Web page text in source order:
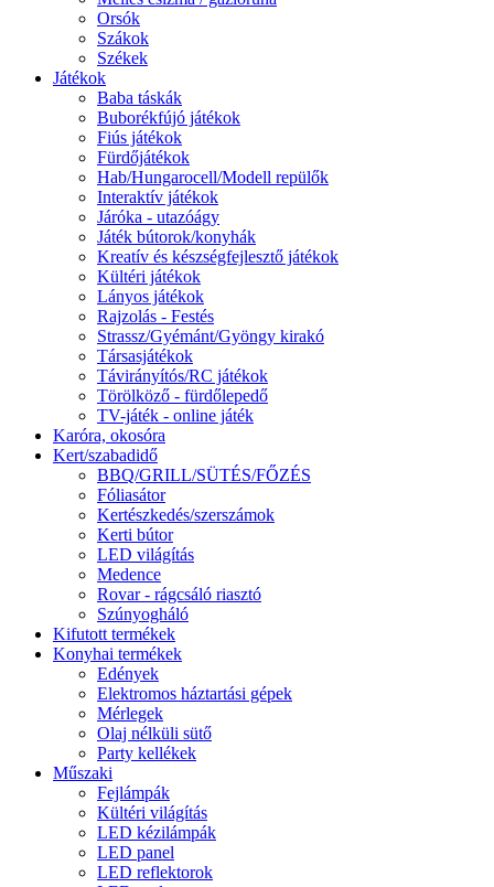
Orsók
Szákok
Székek
Játékok
Baba táskák
Buborékfújó játékok
Fiús játékok
Fürdőjátékok
Hab/Hungarocell/Modell repülők
Interaktív játékok
Járóka - utazóágy
Játék bútorok/konyhák
Kreatív és készségfejlesztő játékok
Kültéri játékok
Lányos játékok
Rajzolás - Festés
Strassz/Gyémánt/Gyöngy kirakó
Társasjátékok
Távirányítós/RC játékok
Törölköző - fürdőlepedő
TV-játék - online játék
Karóra, okosóra
Kert/szabadidő
BBQ/GRILL/SÜTÉS/FŐZÉS
Fóliasátor
Kertészkedés/szerszámok
Kerti bútor
LED világítás
Medence
Rovar - rágcsáló riasztó
Szúnyogháló
Kifutott termékek
Konyhai termékek
Edények
Elektromos háztartási gépek
Mérlegek
Olaj nélküli sütő
Party kellékek
Műszaki
Fejlámpák
Kültéri világítás
LED kézilámpák
LED panel
LED reflektorok